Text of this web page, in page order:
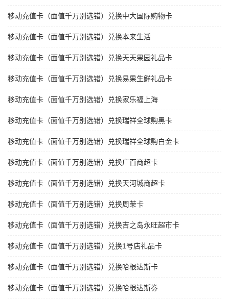
移动充值卡（面值千万别选错）兑换中大国际购物卡
移动充值卡（面值千万别选错）兑换本来生活
移动充值卡（面值千万别选错）兑换天天果园礼品卡
移动充值卡（面值千万别选错）兑换易果生鲜礼品卡
移动充值卡（面值千万别选错）兑换家乐福上海
移动充值卡（面值千万别选错）兑换瑞祥全球购黑卡
移动充值卡（面值千万别选错）兑换瑞祥全球购白金卡
移动充值卡（面值千万别选错）兑换广百商超卡
移动充值卡（面值千万别选错）兑换天河城商超卡
移动充值卡（面值千万别选错）兑换周茉卡
移动充值卡（面值千万别选错）兑换吉之岛永旺超市卡
移动充值卡（面值千万别选错）兑换1号店礼品卡
移动充值卡（面值千万别选错）兑换哈根达斯卡
移动充值卡（面值千万别选错）兑换哈根达斯劵